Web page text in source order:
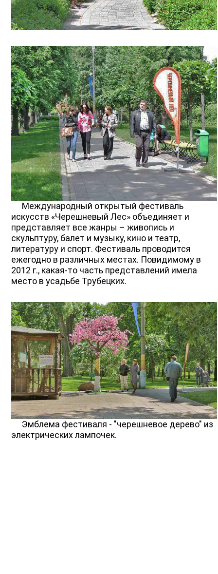
Международный открытый фестиваль
искусств «Черешневый Лес» объединяет и
представляет все жанры – живопись и
скульптуру, балет и музыку, кино и театр,
литературу и спорт. Фестиваль проводится
ежегодно в различных местах. Повидимому в
2012 г., какая-то часть представлений имела
место в усадьбе Трубецких.
Эмблема фестиваля - "черешневое дерево" из
электрических лампочек.